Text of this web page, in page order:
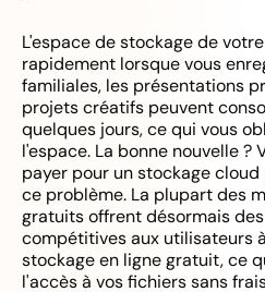
L'espace de stockage de
rapidement lorsque vous
familiales, les présentations
projets créatifs peuvent
quelques jours, ce qui vous
l'espace. La bonne nouvelle ?
payer pour un stockage
ce problème. La plupart des
gratuits offrent désormais
compétitives aux utilisateurs
stockage en ligne gratuit, ce
l'accès à vos fichiers sans